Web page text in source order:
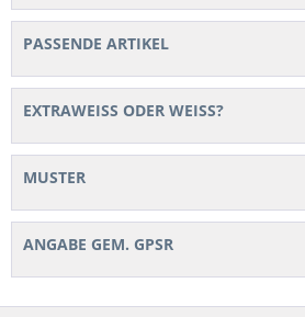
PASSENDE ARTIKEL
EXTRAWEISS ODER WEISS?
MUSTER
ANGABE GEM. GPSR